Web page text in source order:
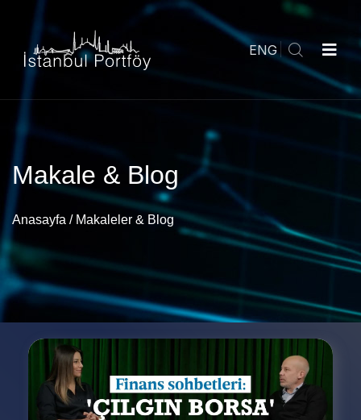
ENG
Makale & Blog
Anasayfa / Makaleler & Blog